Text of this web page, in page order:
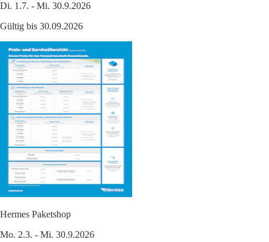
Di. 1.7. - Mi. 30.9.2026
Gültig bis 30.09.2026
Hermes Paketshop
Mo. 2.3. - Mi. 30.9.2026